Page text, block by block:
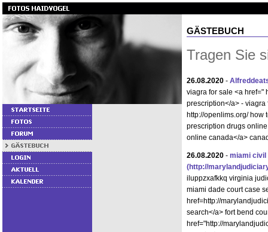
GÄSTEBUCH
Tragen Sie
26.08.2020 -
viagra for sale <a href="
prescription</a> - viagra
http://openlims.org/ how
prescription drugs
online canada</a>
26.08.2020 - miami
(http://
iluppzxafkkq virginia
miami dade court case
href=http://
search</a> fort bend
href="http://